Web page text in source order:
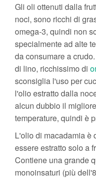
Gli oli ottenuti dalla
noci, sono ricchi di
omega-3, quindi non
specialmente ad alte
da consumare a
di lino, ricchissimo di
sconsiglia l'uso per
l'olio estratto dalla
alcun dubbio il
temperature, quindi è
L'olio di macadamia è
essere estratto solo a
Contiene una grande
monoinsaturi (più